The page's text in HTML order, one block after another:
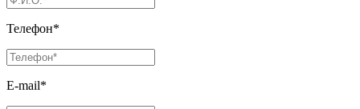
Телефон*
E-mail*